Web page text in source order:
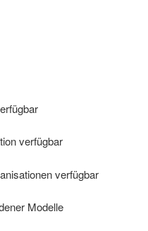
verfügbar
verfügbar
Modelle